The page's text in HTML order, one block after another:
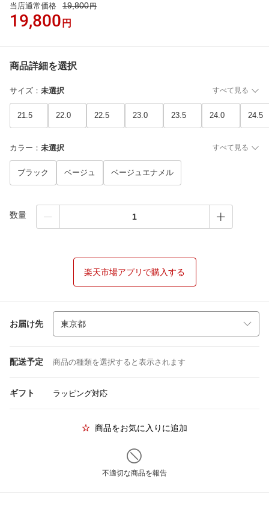
当店通常価格 19,800円
19,800 円
商品詳細を選択
サイズ ： 未選択 すべて見る
21.5 22.0 22.5 23.0 23.5 24.0 24.5
カラー ： 未選択 すべて見る
ブラック ベージュ ベージュエナメル
数量
楽天市場アプリで購入する
お届け先
配送予定 商品の種類を選択すると表示されます
ギフト ラッピング対応
商品をお気に入りに追加
不適切な商品を報告